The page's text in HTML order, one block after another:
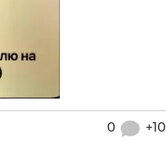
+10
0